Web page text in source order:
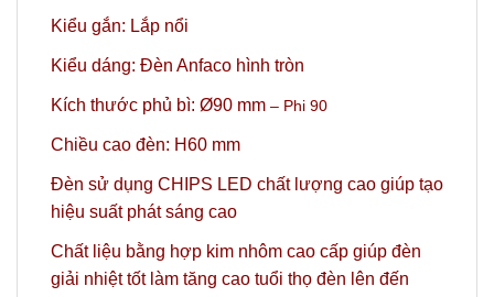
Kiểu gắn: Lắp nổi
Kiểu dáng: Đèn Anfaco hình tròn
Kích thước phủ bì: Ø90 mm – Phi 90
Chiều cao đèn: H60 mm
Đèn sử dụng CHIPS LED chất lượng cao giúp tạo
hiệu suất phát sáng cao
Chất liệu bằng hợp kim nhôm cao cấp giúp đèn
giải nhiệt tốt làm tăng cao tuổi thọ đèn lên đến